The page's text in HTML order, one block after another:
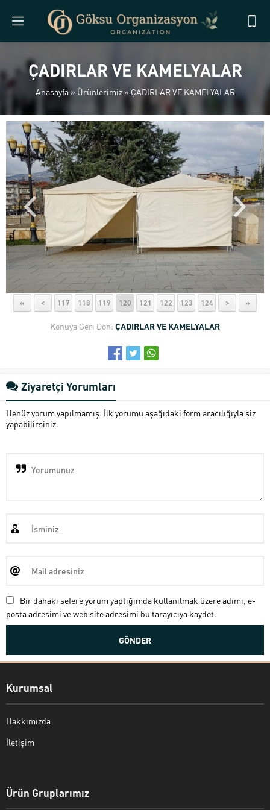
ÇADIRLAR VE KAMELYALAR
Anasayfa» Ürünlerimiz» ÇADIRLAR VE KAMELYALAR
« < 117 118 119 120 121 122 123 124 > »
Konuya Geri Dön: ÇADIRLAR VE KAMELYALAR
Ziyaretçi Yorumları
Henüz yorum yapılmamış. İlk yorumu aşağıdaki form aracılığıyla siz
yapabilirsiniz.
Bir dahaki sefere yorum yaptığımda kullanılmak üzere adımı, e-
posta adresimi ve web site adresimi bu tarayıcıya kaydet.
Kurumsal
Hakkımızda
İletişim
Ürün Gruplarımız